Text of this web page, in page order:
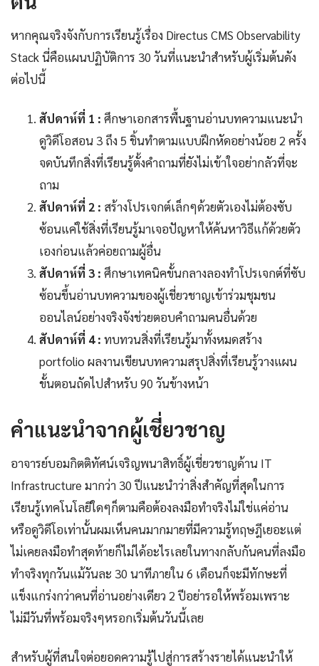
หากคุณจริงจังกับการเรียนรู้เรื่อง Directus CMS Observability
Stack นี่คือแผนปฏิบัติการ 30 วันที่แนะนำสำหรับผู้เริ่มต้นดัง
ต่อไปนี้
สัปดาห์ที่ 1 : ศึกษาเอกสารพื้นฐานอ่านบทความแนะนำ
ดูวิดีโอสอน 3 ถึง 5 ชิ้นทำตามแบบฝึกหัดอย่างน้อย 2 ครั้ง
จดบันทึกสิ่งที่เรียนรู้ตั้งคำถามที่ยังไม่เข้าใจอย่ากลัวที่จะ
ถาม
สัปดาห์ที่ 2 : สร้างโปรเจกต์เล็กๆด้วยตัวเองไม่ต้องซับ
ซ้อนแค่ใช้สิ่งที่เรียนรู้มาเจอปัญหาให้ค้นหาวิธีแก้ด้วยตัว
เองก่อนแล้วค่อยถามผู้อื่น
สัปดาห์ที่ 3 : ศึกษาเทคนิคขั้นกลางลองทำโปรเจกต์ที่ซับ
ซ้อนขึ้นอ่านบทความของผู้เชี่ยวชาญเข้าร่วมชุมชน
ออนไลน์อย่างจริงจังช่วยตอบคำถามคนอื่นด้วย
สัปดาห์ที่ 4 : ทบทวนสิ่งที่เรียนรู้มาทั้งหมดสร้าง
portfolio ผลงานเขียนบทความสรุปสิ่งที่เรียนรู้วางแผน
ขั้นตอนถัดไปสำหรับ 90 วันข้างหน้า
คำแนะนำจากผู้เชี่ยวชาญ
อาจารย์บอมกิตติทัศน์เจริญพนาสิทธิ์ผู้เชี่ยวชาญด้าน IT
Infrastructure มากว่า 30 ปีแนะนำว่าสิ่งสำคัญที่สุดในการ
เรียนรู้เทคโนโลยีใดๆก็ตามคือต้องลงมือทำจริงไม่ใช่แค่อ่าน
หรือดูวิดีโอเท่านั้นผมเห็นคนมากมายที่มีความรู้ทฤษฎีเยอะแต่
ไม่เคยลงมือทำสุดท้ายก็ไม่ได้อะไรเลยในทางกลับกันคนที่ลงมือ
ทำจริงทุกวันแม้วันละ 30 นาทีภายใน 6 เดือนก็จะมีทักษะที่
แข็งแกร่งกว่าคนที่อ่านอย่างเดียว 2 ปีอย่ารอให้พร้อมเพราะ
ไม่มีวันที่พร้อมจริงๆหรอกเริ่มต้นวันนี้เลย
สำหรับผู้ที่สนใจต่อยอดความรู้ไปสู่การสร้างรายได้แนะนำให้